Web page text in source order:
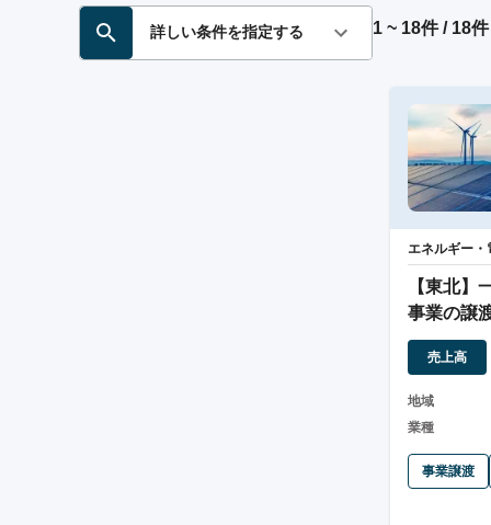
詳しい条件を指定する 1 ~ 18件 / 18件
エネルギー・
【東北】
事業の譲
売上高
地域
業種
事業譲渡